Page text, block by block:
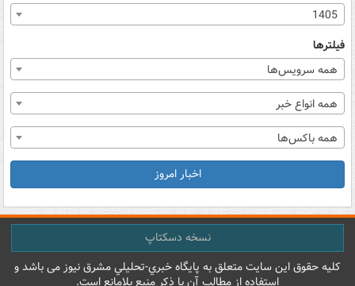
1405
فیلترها
همه سرویس‌ها
همه انواع خبر
همه باکس‌ها
اخبار امروز
نسخه دسکتاپ
کليه حقوق اين سايت متعلق به پایگاه خبري-تحليلي مشرق نيوز می باشد و
استفاده از مطالب آن با ذکر منبع بلامانع است.